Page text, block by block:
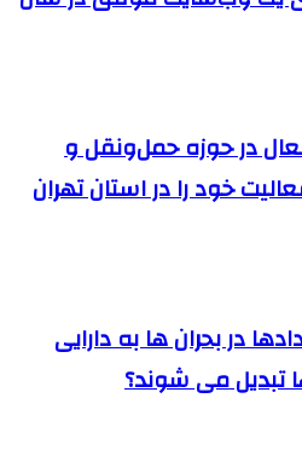
در حوزه حمل‌ونقل و
خود را در استان تهران
در بحران ها به دارایی
تبدیل می شوند؟